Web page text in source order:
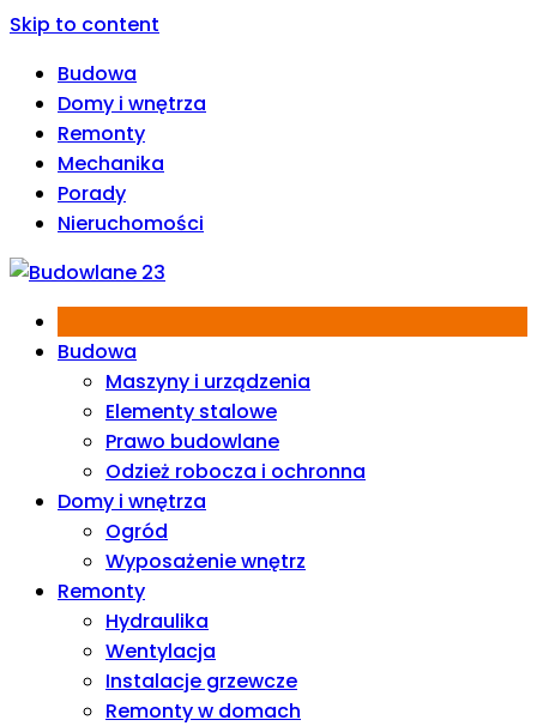
Skip to content
Budowa
Domy i wnętrza
Remonty
Mechanika
Porady
Nieruchomości
Budowa
Maszyny i urządzenia
Elementy stalowe
Prawo budowlane
Odzież robocza i ochronna
Domy i wnętrza
Ogród
Wyposażenie wnętrz
Remonty
Hydraulika
Wentylacja
Instalacje grzewcze
Remonty w domach